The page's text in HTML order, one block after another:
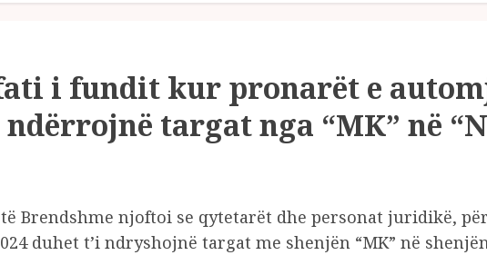
i fundit kur pronarët e
targat nga “MK” në
Brendshme njoftoi se qytetarët dhe personat juridikë,
duhet t’i ndryshojnë targat me shenjën “MK” në